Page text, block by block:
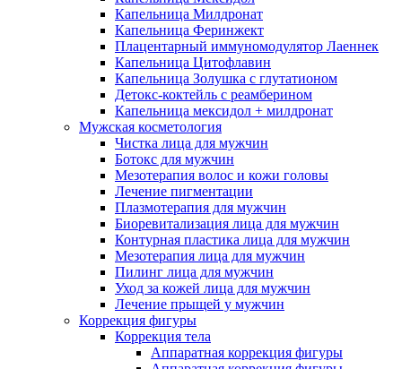
Капельница Милдронат
Капельница Феринжект
Плацентарный иммуномодулятор Лаеннек
Капельница Цитофлавин
Капельница Золушка с глутатионом
Детокс-коктейль с реамберином
Капельница мексидол + милдронат
Мужская косметология
Чистка лица для мужчин
Ботокс для мужчин
Мезотерапия волос и кожи головы
Лечение пигментации
Плазмотерапия для мужчин
Биоревитализация лица для мужчин
Контурная пластика лица для мужчин
Мезотерапия лица для мужчин
Пилинг лица для мужчин
Уход за кожей лица для мужчин
Лечение прыщей у мужчин
Коррекция фигуры
Коррекция тела
Аппаратная коррекция фигуры